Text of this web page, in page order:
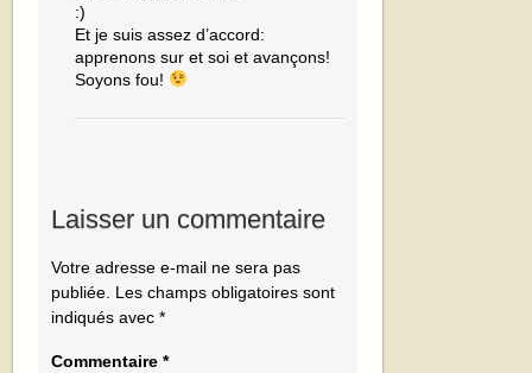
:)
Et je suis assez d’accord:
apprenons sur et soi et avançons!
Soyons fou!
Laisser un commentaire
Votre adresse e-mail ne sera pas
publiée. Les champs obligatoires sont
indiqués avec*
Commentaire*